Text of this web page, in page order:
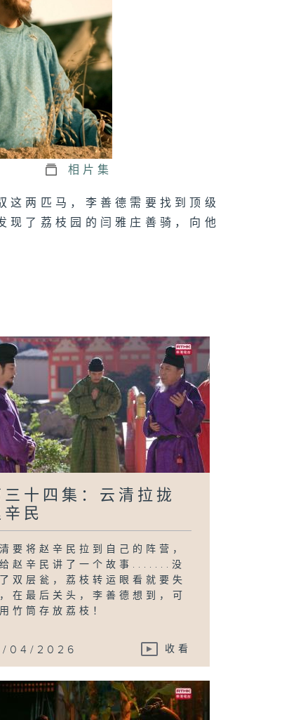
九集：鱼朝
善德处理荔
八集：李善
腰牌
七集：鱼常
了批文
六集：李善
无门
相片集
这两匹马，李善德需要找到顶级
现了荔枝园的闫雅庄善骑，向他
三十四集：云清拉拢
辛民
要将赵辛民拉到自己的阵营，
赵辛民讲了一个故事.......没
双层瓮，荔枝转运眼看就要失
在最后关头，李善德想到，可
竹筒存放荔枝！
04/2026 收看